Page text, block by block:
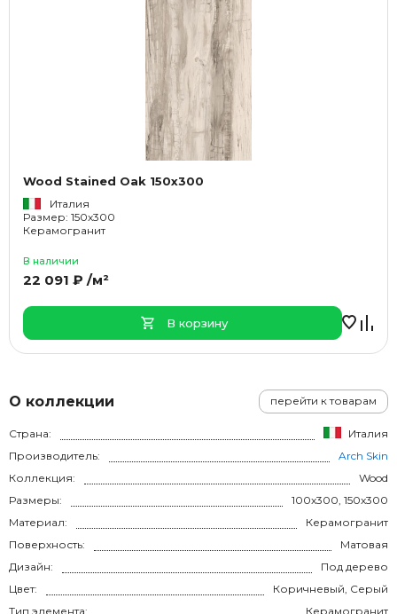
О коллекции перейти к товарам
Страна:
Италия
Производитель:
Arch Skin
Коллекция:
Wood
Размеры:
100x300, 150x300
Материал:
Керамогранит
Поверхность:
Матовая
Дизайн:
Под дерево
Цвет:
Коричневый, Серый
Тип элемента:
Керамогранит
Wood Stained Oak 150x300
Италия
Размер: 150x300
Керамогранит
В наличии
22 091 ₽ /м²
В корзину